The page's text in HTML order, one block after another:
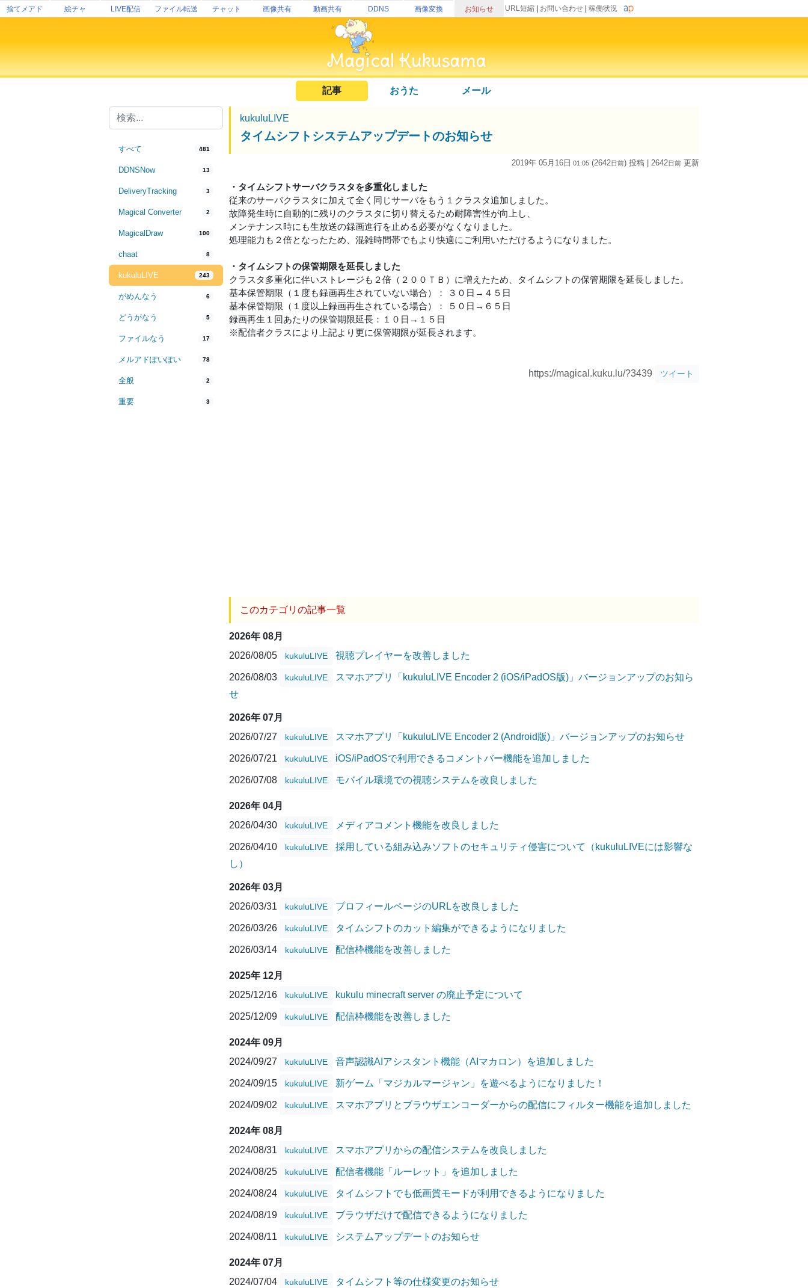
捨てメアド 絵チャ LIVE配信 ファイル転送 チャット 画像共有 動画共有 DDNS 画像変換 お知らせ URL短縮 お問い合わせ 稼働状況
記事 おうた メール
すべて 481
DDNSNow 13
DeliveryTracking 3
Magical Converter 2
MagicalDraw 100
chaat 8
kukuluLIVE 243
がめんなう 6
どうがなう 5
ファイルなう 17
メルアドぽいぽい 78
全般 2
重要 3
kukuluLIVE
タイムシフトシステムアップデートのお知らせ
2019年 05月16日 01:05 (2642日前) 投稿 | 2642日前 更新
・タイムシフトサーバクラスタを多重化しました
従来のサーバクラスタに加えて全く同じサーバをもう１クラスタ追加しました。
故障発生時に自動的に残りのクラスタに切り替えるため耐障害性が向上し、
メンテナンス時にも生放送の録画進行を止める必要がなくなりました。
処理能力も２倍となったため、混雑時間帯でもより快適にご利用いただけるようになりました。
・タイムシフトの保管期限を延長しました
クラスタ多重化に伴いストレージも２倍（２００ＴＢ）に増えたため、タイムシフトの保管期限を延長しました。
基本保管期限（１度も録画再生されていない場合）： ３０日→４５日
基本保管期限（１度以上録画再生されている場合）： ５０日→６５日
録画再生１回あたりの保管期限延長：１０日→１５日
※配信者クラスにより上記より更に保管期限が延長されます。
https://magical.kuku.lu/?3439 ツイート
このカテゴリの記事一覧
2026年 08月
2026/08/05
kukuluLIVE 視聴プレイヤーを改善しました
2026/08/03 kukuluLIVE
スマホアプリ「kukuluLIVE Encoder 2 (iOS/iPadOS版)」バージョンアップのお知ら
せ
2026年 07月
2026/07/27
kukuluLIVE スマホアプリ「kukuluLIVE Encoder 2 (Android版)」バージョンアップのお知らせ
2026/07/21 kukuluLIVE iOS/iPadOSで利用できるコメントバー機能を追加しました
2026/07/08 kukuluLIVE モバイル環境での視聴システムを改良しました
2026年 04月
2026/04/30
kukuluLIVE メディアコメント機能を改良しました
2026/04/10 kukuluLIVE
採用している組み込みソフトのセキュリティ侵害について（kukuluLIVEには影響な
し）
2026年 03月
2026/03/31
kukuluLIVE プロフィールページのURLを改良しました
2026/03/26 kukuluLIVE タイムシフトのカット編集ができるようになりました
2026/03/14 kukuluLIVE 配信枠機能を改善しました
2025年 12月
2025/12/16
kukuluLIVE kukulu minecraft server の廃止予定について
2025/12/09 kukuluLIVE 配信枠機能を改善しました
2024年 09月
2024/09/27
kukuluLIVE 音声認識AIアシスタント機能（AIマカロン）を追加しました
2024/09/15 kukuluLIVE 新ゲーム「マジカルマージャン」を遊べるようになりました！
2024/09/02 kukuluLIVE スマホアプリとブラウザエンコーダーからの配信にフィルター機能を追加しました
2024年 08月
2024/08/31
kukuluLIVE スマホアプリからの配信システムを改良しました
2024/08/25 kukuluLIVE 配信者機能「ルーレット」を追加しました
2024/08/24 kukuluLIVE タイムシフトでも低画質モードが利用できるようになりました
2024/08/19 kukuluLIVE ブラウザだけで配信できるようになりました
2024/08/11 kukuluLIVE システムアップデートのお知らせ
2024年 07月
2024/07/04
kukuluLIVE タイムシフト等の仕様変更のお知らせ